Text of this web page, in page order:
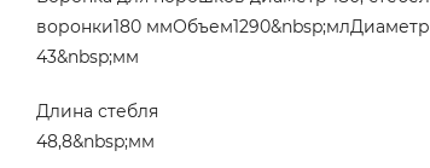
воронки180 ммОбъем1290&nbsp;млДиаметр
43&nbsp;мм
Длина стебля
48,8&nbsp;мм